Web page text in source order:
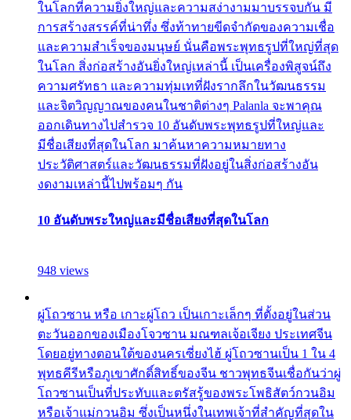
ในโลกที่ความยิ่งใหญ่และความสง่างามมาบรรจบกัน มี
การสร้างสรรค์ที่น่าทึ่ง ซึ่งท้าทายขีดจำกัดของความเชื่อ
และความสำเร็จของมนุษย์ นั่นคือพระพุทธรูปที่ใหญ่ที่สุด
ในโลก สิ่งก่อสร้างอันยิ่งใหญ่เหล่านี้ เป็นเครื่องพิสูจน์ถึง
ความศรัทธา และความทุ่มเทที่ฝังรากลึกในวัฒนธรรม
และจิตวิญญาณของคนในชาติต่างๆ Palanla จะพาคุณ
ออกเดินทางไปสำรวจ 10 อันดับพระพุทธรูปที่ใหญ่และ
มีชื่อเสียงที่สุดในโลก มาค้นหาความหมายทาง
ประวัติศาสตร์และวัฒนธรรมที่ฝังอยู่ในสิ่งก่อสร้างอัน
งดงามเหล่านี้ไปพร้อมๆ กัน
10 อันดับพระใหญ่และมีชื่อเสียงที่สุดในโลก
948 views
ผู่โถวซาน หรือ เกาะผู่โถว เป็นเกาะเล็กๆ ที่ตั้งอยู่ในส่วน
ตะวันออกของเมืองโจวซาน มณฑลเจ้อเจียง ประเทศจีน
โดยอยู่ทางตอนใต้ของนครเซี่ยงไฮ้ ผู่โถวซานเป็น 1 ใน 4
พุทธคีรีหรือภูเขาศักดิ์สิทธิ์ของจีน ชาวพุทธจีนเชื่อกันว่าผู่
โถวซานเป็นที่ประทับและตรัสรู้ของพระโพธิสัตว์กวนอิม
หรือเจ้าแม่กวนอิม ซึ่งเป็นหนึ่งในเทพเจ้าที่สำคัญที่สุดใน